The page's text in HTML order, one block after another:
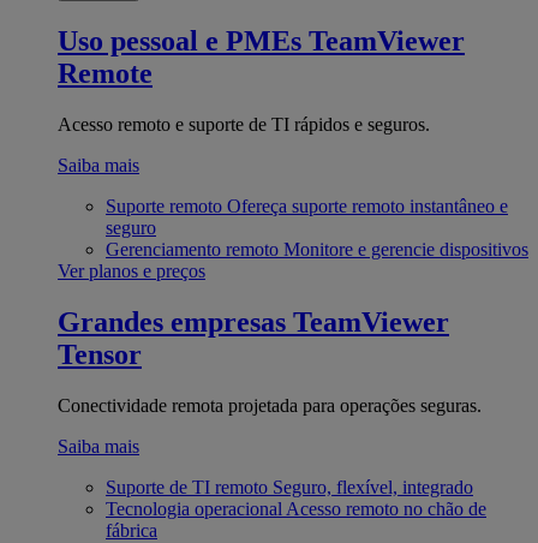
Uso pessoal e PMEs TeamViewer
Remote
Acesso remoto e suporte de TI rápidos e seguros.
Saiba mais
Suporte remoto Ofereça suporte remoto instantâneo e
seguro
Gerenciamento remoto Monitore e gerencie dispositivos
Ver planos e preços
Grandes empresas TeamViewer
Tensor
Conectividade remota projetada para operações seguras.
Saiba mais
Suporte de TI remoto Seguro, flexível, integrado
Tecnologia operacional Acesso remoto no chão de
fábrica